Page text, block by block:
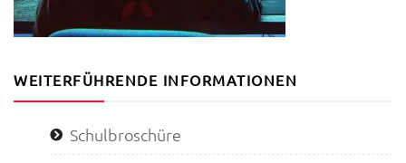
WEITERFÜHRENDE INFORMATIONEN
Schulbroschüre